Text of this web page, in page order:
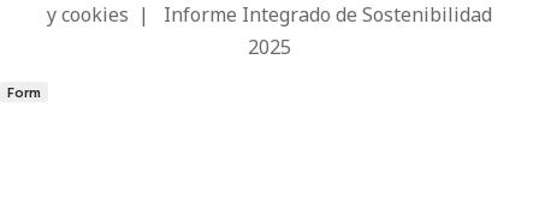
y cookies | Informe Integrado de Sostenibilidad
2025
Form